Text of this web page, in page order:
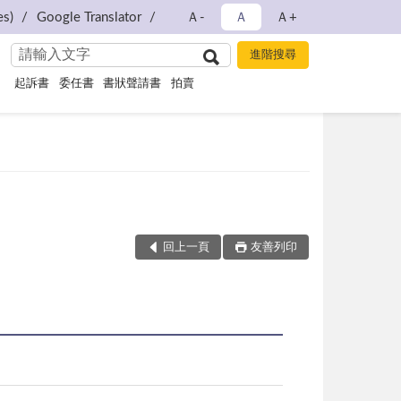
Google Translator Ａ- Ａ Ａ+
起訴書 委任書 書狀聲請書 拍賣
回上一頁 友善列印